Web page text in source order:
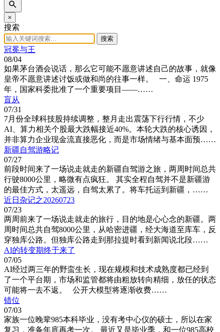
×
搜索
搜索
冠冕与王
08/04
如果茅台酒会说话，那么它可能不愿意讲述自己的故事，就像
皇帝不愿意讲述讨饭或做和尚的往事一样。 一、命运 1975
年，国家科委批准了一个重要项目——……
盲从
07/31
7月份全球科技股持续调整，整月走出震荡下行行情，不少
AI、算力相关个股最大跌幅接近40%。本轮大跌的核心诱因，
并非算力企业现金流直接恶化，而是市场情绪与基本面预……
新疆自驾游略记
07/27
前段时间来了一场说走就走的新疆自驾游之旅，两周时间总共
行驶8000公里，略微有点疯狂。 其实全程自驾并不是新疆游
的最佳方式，太遥远，自驾太累了。将车托运到新疆，……
近日杂记之20260723
07/23
两周前来了一场说走就走的旅行，目的地是心心念的新疆。两
周时间总共自驾8000公里，从哈密进疆，经大海道至库车，反
穿独库公路。但独库公路走到那拉提时看到新闻说北段……
AI的转变期终于来了
07/05
AI经过两三年的野蛮生长，现在规模和技术成熟度都已经到
了一个平台期，市场和监管都将由粗放转向精细，放任的状态
可能将一去不返。 公开大模型将逐渐收费……
错位
07/03
家族一位晚辈985本科毕业，没有考中心仪的硕士，所以在家
复习，准备年底再考一次。 最近又是毕业季，和一位985高校